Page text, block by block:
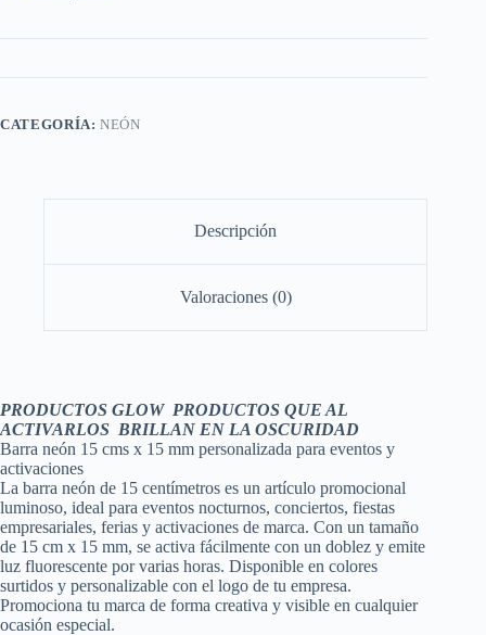
CATEGORÍA:NEÓN
Descripción
Valoraciones (0)
PRODUCTOS GLOWPRODUCTOS QUE AL
ACTIVARLOS BRILLAN EN LA OSCURIDAD
Barra neón 15 cms x 15 mm personalizada para eventos y
activaciones
La barra neón de 15 centímetros es un artículo promocional
luminoso, ideal para eventos nocturnos, conciertos, fiestas
empresariales, ferias y activaciones de marca. Con un tamaño
de 15 cm x 15 mm, se activa fácilmente con un doblez y emite
luz fluorescente por varias horas. Disponible en colores
surtidos y personalizable con el logo de tu empresa.
Promociona tu marca de forma creativa y visible en cualquier
ocasión especial.